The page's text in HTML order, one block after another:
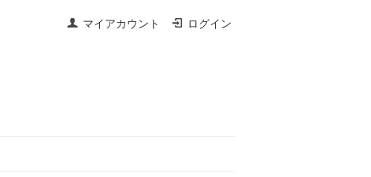
マイアカウント ログイン